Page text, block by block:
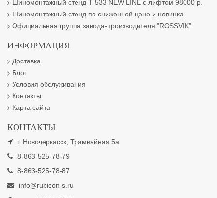
Шиномонтажный стенд Т-533 NEW LINE с лифтом 98000 р.
Шиномонтажный стенд по сниженной цене и новинка
Официальная группа завода-производителя "ROSSVIK"
ИНФОРМАЦИЯ
Доставка
Блог
Условия обслуживания
Контакты
Карта сайта
КОНТАКТЫ
г. Новочеркасск, Трамвайная 5а
8-863-525-78-79
8-863-525-78-87
info@rubicon-s.ru